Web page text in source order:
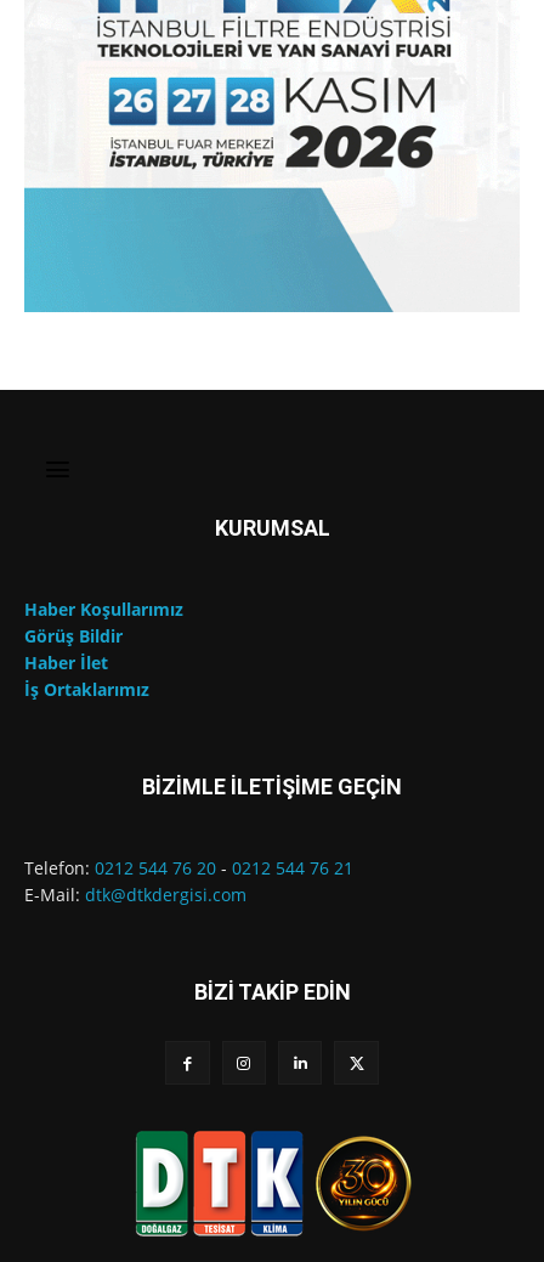
KURUMSAL
Haber Koşullarımız
Görüş Bildir
Haber İlet
İş Ortaklarımız
BİZİMLE İLETİŞİME GEÇİN
Telefon: 0212 544 76 20 - 0212 544 76 21
E-Mail: dtk@dtkdergisi.com
BİZİ TAKİP EDİN